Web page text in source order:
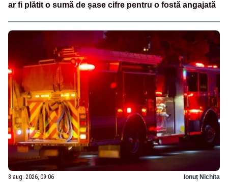
ar fi plătit o sumă de șase cifre pentru o fostă angajată
8 aug. 2026, 09:06 Ionuț Nichita